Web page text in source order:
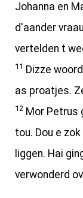
Johanna en
d'aander
vertelden t
11 Dizze
as proatjes.
12 Mor Petrus
tou. Dou e
liggen. Hai
verwonderd